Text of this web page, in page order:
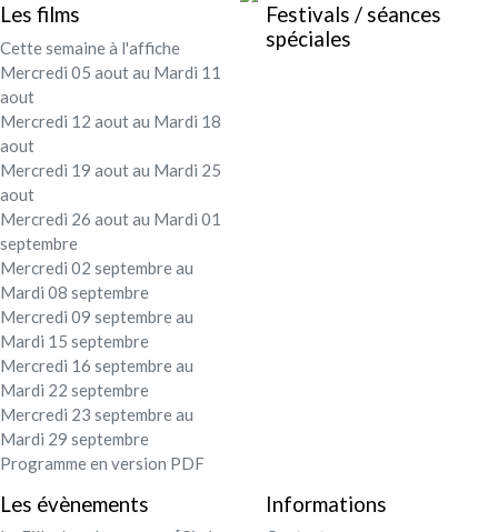
Festival - soirée
Mon compte
Les films
Cette semaine à l'affiche
Mercredi 05 aout au Mardi 11
aout
Mercredi 12 aout au Mardi 18
aout
Mercredi 19 aout au Mardi 25
aout
Mercredi 26 aout au Mardi 01
septembre
Mercredi 02 septembre au
Mardi 08 septembre
Mercredi 09 septembre au
Mardi 15 septembre
Mercredi 16 septembre au
Mardi 22 septembre
Mercredi 23 septembre au
Mardi 29 septembre
Programme en version PDF
Festivals / séances
spéciales
Les évènements Informations